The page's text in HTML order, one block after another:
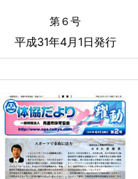
第６号
平成31年4月1日発行